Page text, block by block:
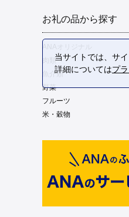
お礼の品から探す
肉類
魚介類
野菜
フルーツ
米・穀物
当サイトでは、サ
詳細についてはプ